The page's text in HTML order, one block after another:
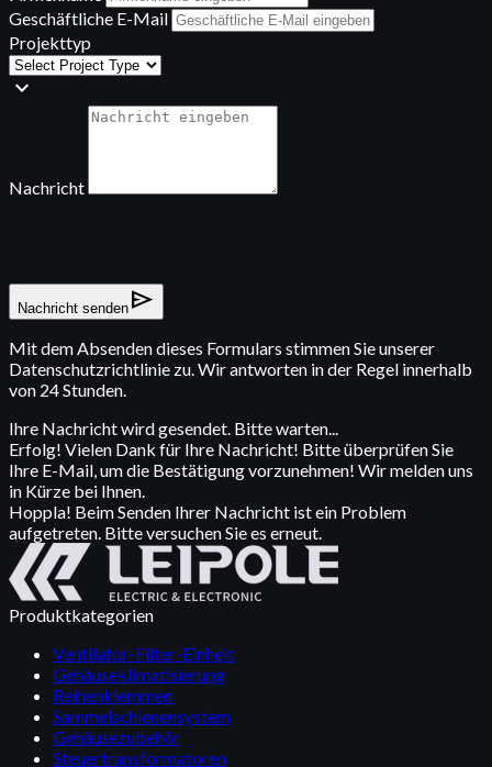
Geschäftliche E-Mail
Projekttyp
expand_more
Nachricht
Nachricht senden send
Mit dem Absenden dieses Formulars stimmen Sie unserer
Datenschutzrichtlinie zu. Wir antworten in der Regel innerhalb
von 24 Stunden.
Ihre Nachricht wird gesendet. Bitte warten...
Erfolg! Vielen Dank für Ihre Nachricht! Bitte überprüfen Sie
Ihre E-Mail, um die Bestätigung vorzunehmen! Wir melden uns
in Kürze bei Ihnen.
Hoppla! Beim Senden Ihrer Nachricht ist ein Problem
aufgetreten. Bitte versuchen Sie es erneut.
Produktkategorien
Ventilator-Filter-Einheit
Gehäuseklimatisierung
Reihenklemmen
Sammelschienensystem
Gehäusezubehör
Steuertransformatoren